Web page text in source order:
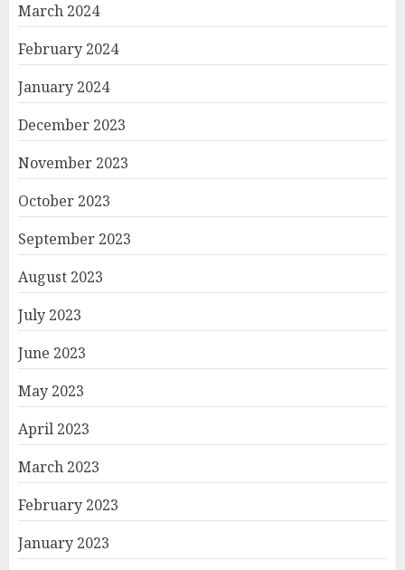
March 2024
February 2024
January 2024
December 2023
November 2023
October 2023
September 2023
August 2023
July 2023
June 2023
May 2023
April 2023
March 2023
February 2023
January 2023